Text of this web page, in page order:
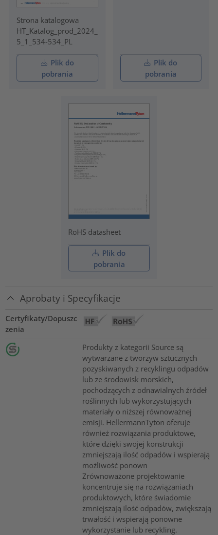
Strona katalogowa
HT_Katalog_prod_2024_
5_1_534-534_PL
Plik do
pobrania
Plik do
pobrania
RoHS datasheet
Plik do
pobrania
Aprobaty i Specyfikacje
Certyfikaty/Dopuszc
zenia
Produkty z kategorii Source są
wytwarzane z tworzyw sztucznych
pozyskiwanych z recyklingu odpadów
lub ze środowisk morskich,
pochodzących z odnawialnych źródeł
roślinnych lub wykorzystujących
materiały o niższej równoważnej
emisji. HellermannTyton oferuje
również rozwiązania produktowe,
które dzięki swojej konstrukcji
zmniejszają ilość odpadów i wspierają
możliwość ponown
Zrównoważone projektowanie
koncentruje się na rozwiązaniach
produktowych, które świadomie
zmniejszają ilość odpadów, zwiększają
trwałość i wspierają ponowne
wykorzystanie lub recykling.